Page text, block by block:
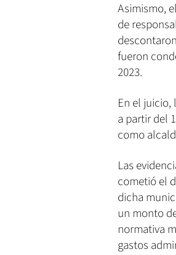
Asimismo,
de
fueron
2023.
En el juicio,
a partir del
como
Las
cometió el
dicha
un monto
normativa
gastos